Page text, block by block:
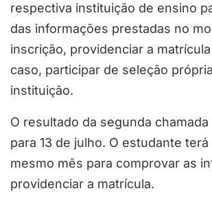
respectiva instituição de ensino
das informações prestadas no
inscrição, providenciar a
caso, participar de seleção
instituição.
O resultado da segunda
para 13 de julho. O estudante terá
mesmo mês para comprovar as
providenciar a matrícula.